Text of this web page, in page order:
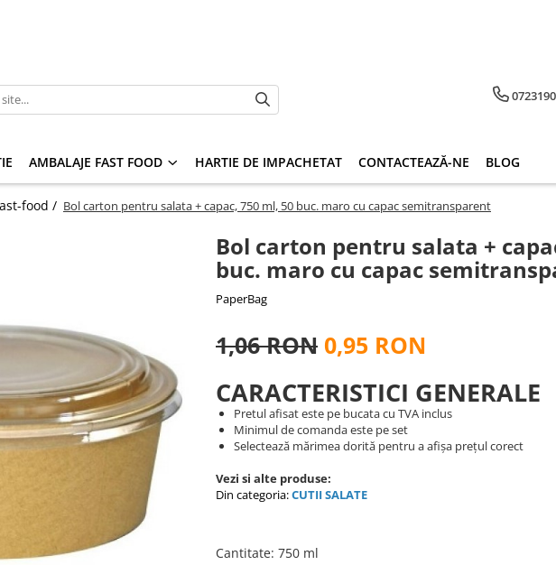
AMBALAJE FAST FOOD HARTIE DE IMPACHETAT CONTACTEAZĂ-NE BLOG
food / Bol carton pentru salata + capac, 750 ml, 50 buc. maro cu capac semitransparent
Bol carton pentru salata +
buc. maro cu capac
PaperBag
1,06 RON 0,95 RON
CARACTERISTICI GENERALE
Pretul afisat este pe bucata cu TVA inclus
Minimul de comanda este pe set
Selectează mărimea dorită pentru a afișa prețul corect
Vezi si alte produse:
Din categoria:CUTII SALATE
Cantitate: 750 ml